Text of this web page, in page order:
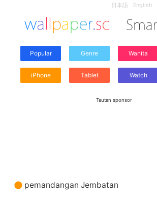
日本語 English
Popular Genre Wanita
iPhone Tablet Watch
Tautan sponsor
pemandangan Jembatan